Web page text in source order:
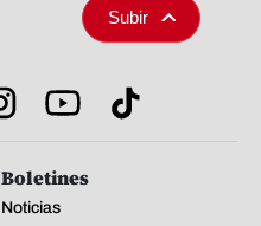
Subir
Boletines
Noticias